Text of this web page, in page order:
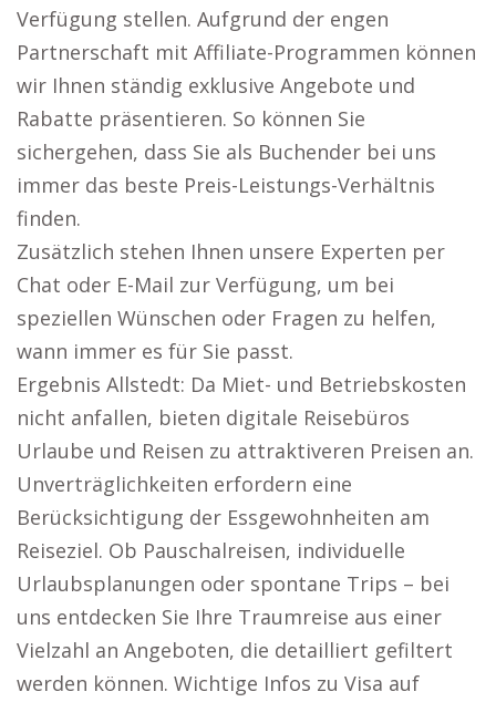
Verfügung stellen. Aufgrund der engen
Partnerschaft mit Affiliate-Programmen können
wir Ihnen ständig exklusive Angebote und
Rabatte präsentieren. So können Sie
sichergehen, dass Sie als Buchender bei uns
immer das beste Preis-Leistungs-Verhältnis
finden.
Zusätzlich stehen Ihnen unsere Experten per
Chat oder E-Mail zur Verfügung, um bei
speziellen Wünschen oder Fragen zu helfen,
wann immer es für Sie passt.
Ergebnis Allstedt: Da Miet- und Betriebskosten
nicht anfallen, bieten digitale Reisebüros
Urlaube und Reisen zu attraktiveren Preisen an.
Unverträglichkeiten erfordern eine
Berücksichtigung der Essgewohnheiten am
Reiseziel. Ob Pauschalreisen, individuelle
Urlaubsplanungen oder spontane Trips – bei
uns entdecken Sie Ihre Traumreise aus einer
Vielzahl an Angeboten, die detailliert gefiltert
werden können. Wichtige Infos zu Visa auf